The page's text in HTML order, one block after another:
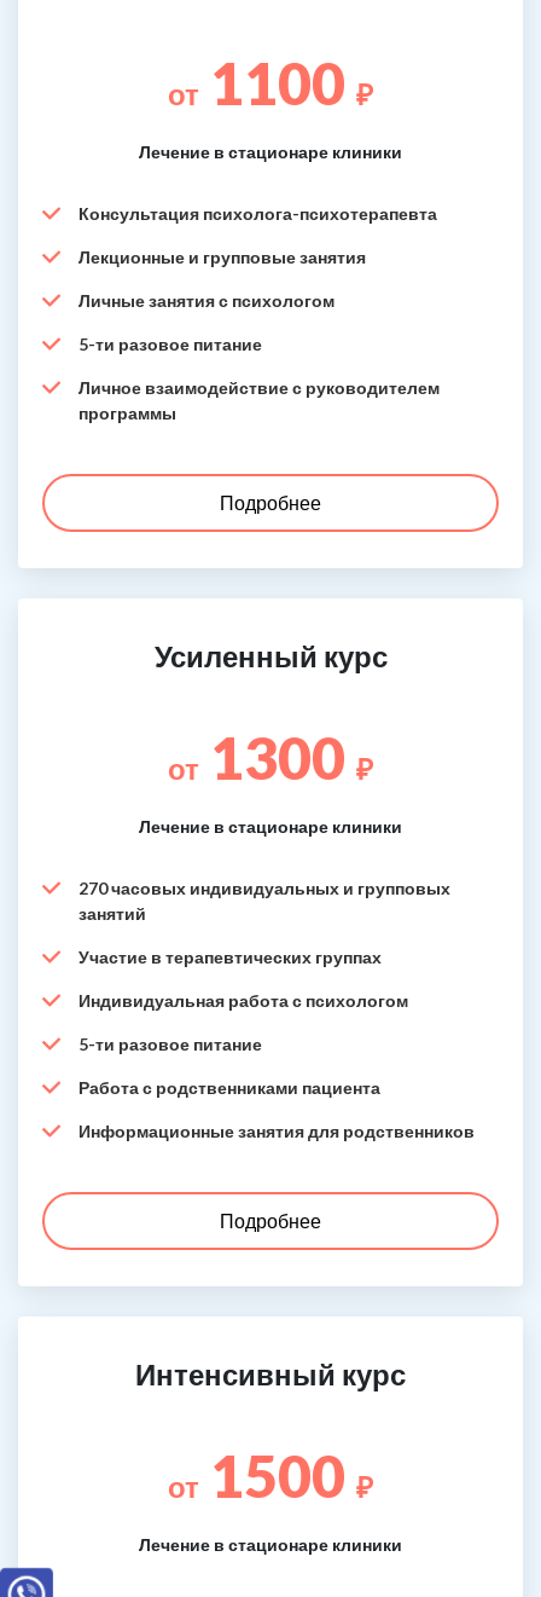
от 1100 ₽
Лечение в стационаре клиники
Консультация психолога-психотерапевта
Лекционные и групповые занятия
Личные занятия с психологом
5-ти разовое питание
Личное взаимодействие с руководителем
программы
Подробнее
Усиленный курс
от 1300 ₽
Лечение в стационаре клиники
270 часовых индивидуальных и групповых
занятий
Участие в терапевтических группах
Индивидуальная работа с психологом
5-ти разовое питание
Работа с родственниками пациента
Информационные занятия для родственников
Подробнее
Интенсивный курс
от 1500 ₽
Лечение в стационаре клиники